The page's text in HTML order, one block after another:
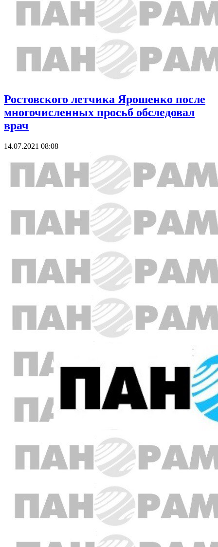
Ростовского летчика Ярошенко после
многочисленных просьб обследовал
врач
14.07.2021 08:08